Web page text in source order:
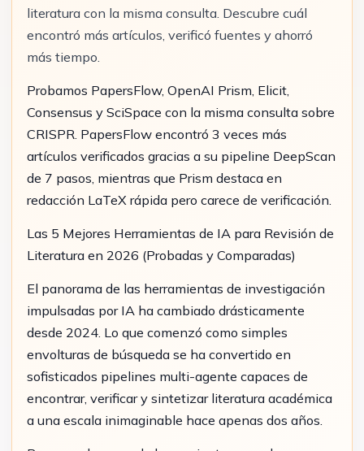
literatura con la misma consulta. Descubre cuál
encontró más artículos, verificó fuentes y ahorró
más tiempo.
Probamos PapersFlow, OpenAI Prism, Elicit,
Consensus y SciSpace con la misma consulta sobre
CRISPR. PapersFlow encontró 3 veces más
artículos verificados gracias a su pipeline DeepScan
de 7 pasos, mientras que Prism destaca en
redacción LaTeX rápida pero carece de verificación.
Las 5 Mejores Herramientas de IA para Revisión de
Literatura en 2026 (Probadas y Comparadas)
El panorama de las herramientas de investigación
impulsadas por IA ha cambiado drásticamente
desde 2024. Lo que comenzó como simples
envolturas de búsqueda se ha convertido en
sofisticados pipelines multi-agente capaces de
encontrar, verificar y sintetizar literatura académica
a una escala inimaginable hace apenas dos años.